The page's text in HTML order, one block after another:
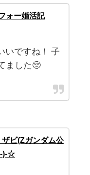
ォー婚活記
いですね！ 子
ました🥺
ビ(Ζガンダム公
)-☆